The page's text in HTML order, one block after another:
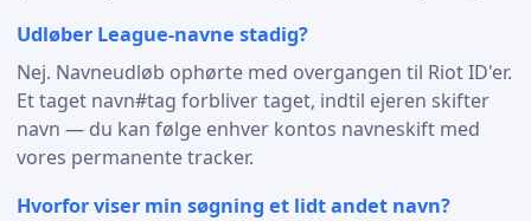
Udløber League-navne stadig?
Nej. Navneudløb ophørte med overgangen til Riot ID'er.
Et taget navn#tag forbliver taget, indtil ejeren skifter
navn — du kan følge enhver kontos navneskift med
vores permanente tracker.
Hvorfor viser min søgning et lidt andet navn?